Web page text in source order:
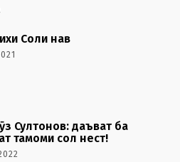
Соли нав
Султонов: даъват ба
тамоми сол нест!